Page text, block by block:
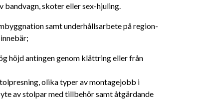
bandvagn, skoter eller sex-hjuling.
samt underhållsarbete på region-
höjd antingen genom klättring eller från
olika typer av montagejobb i
av stolpar med tillbehör samt åtgärdande